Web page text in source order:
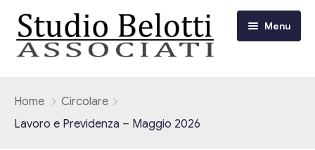
Menu
I nostri servizi
Home
Circolare
Lavoro e Previdenza – Maggio 2026